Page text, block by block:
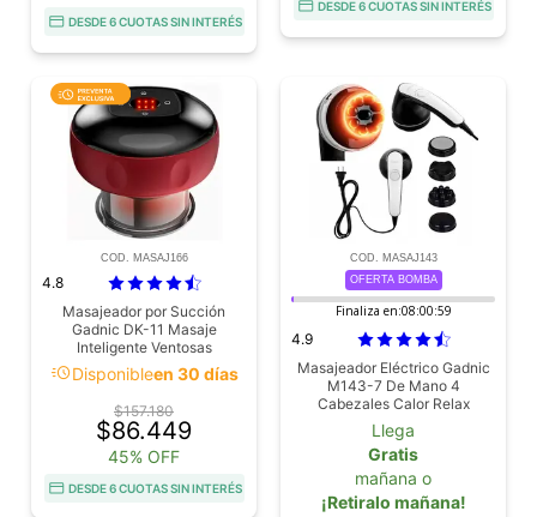
DESDE 6 CUOTAS SIN INTERÉS
DESDE 6 CUOTAS SIN INTERÉS
COD. MASAJ166
4.8
Masajeador por Succión
Gadnic DK-11 Masaje
Inteligente Ventosas
Eléctricas
acuteDisponibleen 30 días
$157.180
$86.449
45% OFF
DESDE 6 CUOTAS SIN INTERÉS
COD. MASAJ143
OFERTA BOMBA
Finaliza en:08:00:58
4.9
Masajeador Eléctrico Gadnic
M143-7 De Mano 4
Cabezales Calor Relax
Llega
Gratis
mañana o
¡Retiralo mañana!